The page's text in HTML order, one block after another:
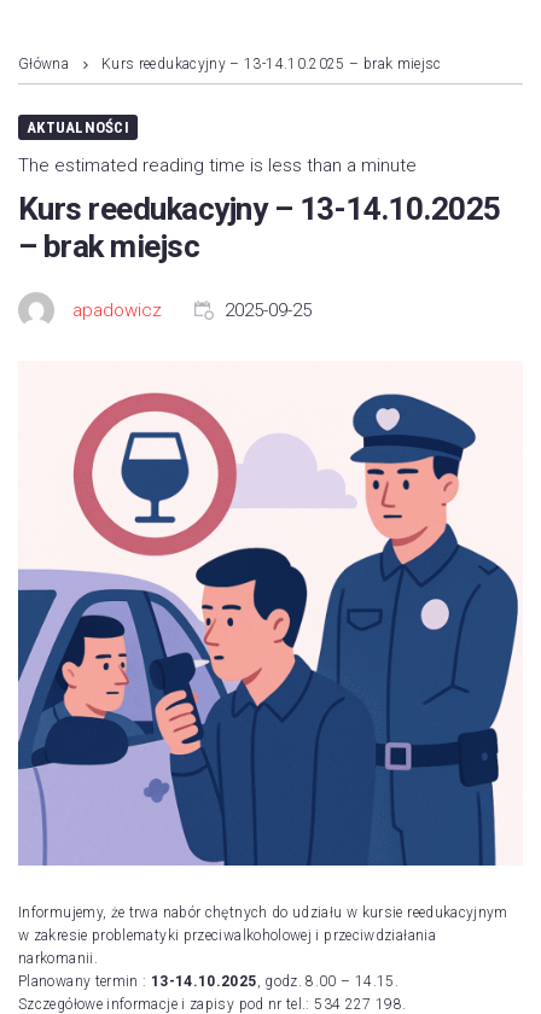
Główna Kurs reedukacyjny – 13-14.10.2025 – brak miejsc
AKTUALNOŚCI
The estimated reading time is less than a minute
Kurs reedukacyjny – 13-14.10.2025
– brak miejsc
apadowicz 2025-09-25
Informujemy, że trwa nabór chętnych do udziału w kursie reedukacyjnym
w zakresie problematyki przeciwalkoholowej i przeciwdziałania
narkomanii.
Planowany termin : 13-14.10.2025, godz. 8.00 – 14.15.
Szczegółowe informacje i zapisy pod nr tel.: 534 227 198.